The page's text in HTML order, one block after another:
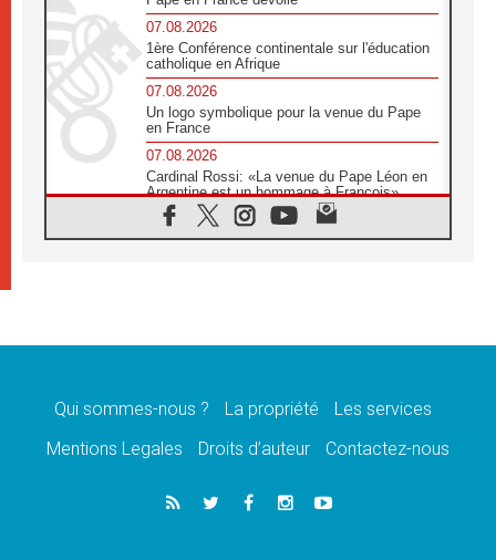
07.08.2026
1ère Conférence continentale sur l'éducation
catholique en Afrique
07.08.2026
Un logo symbolique pour la venue du Pape
en France
07.08.2026
Cardinal Rossi: «La venue du Pape Léon en
Argentine est un hommage à François»
07.08.2026
Hiroshima et Nagasaki, 81 ans après,
pour relever les «défis urgents»
À Sainte-Marie-Majeure, la grâce de Dieu
06.08.2026
Léon XIV aux jeunes d'Assise: «l'Europe et
Qui sommes-nous ? La propriété
Les services
Mentions Legales
Droits d’auteur Contactez-nous